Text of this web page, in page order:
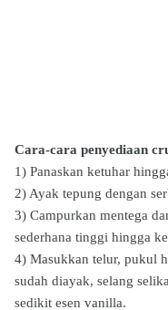
Cara-cara penyediaan
1) Panaskan ketuhar
2) Ayak tepung dengan
3) Campurkan mentega
sederhana tinggi hingga
4) Masukkan telur, pukul
sudah diayak, selang
sedikit esen vanilla.